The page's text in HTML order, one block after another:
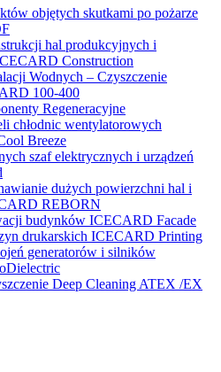
objętych skutkami po pożarze
hal produkcyjnych i
Construction
Wodnych – Czyszczenie
100-400
Regeneracyjne
chłodnic wentylatorowych
Breeze
szaf elektrycznych i urządzeń
dużych powierzchni hal i
REBORN
budynków ICECARD Facade
drukarskich ICECARD Printing
generatorów i silników
Deep Cleaning ATEX /EX